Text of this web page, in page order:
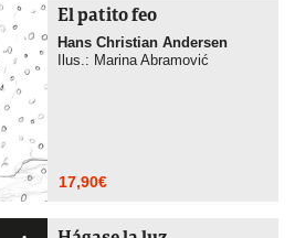
El patito feo
Hans Christian Andersen
Ilus.: Marina Abramović
17,90€